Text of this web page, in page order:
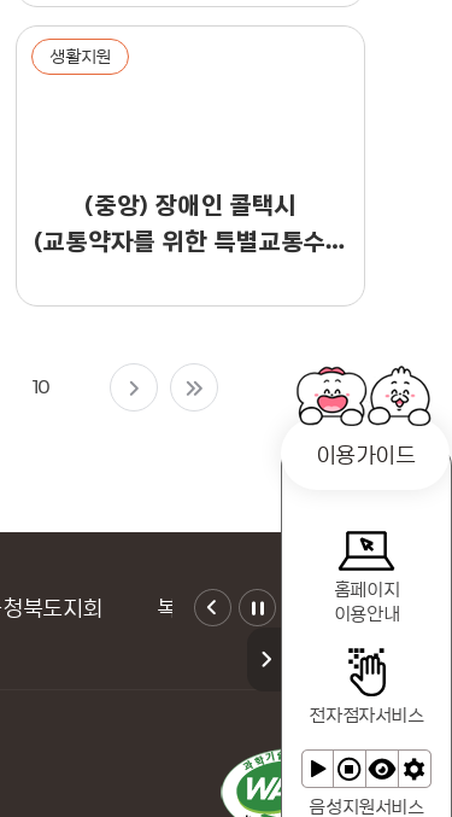
생활지원
(중앙) 장애인 콜택시
(교통약자를 위한 특별교통수단
10
이용가이드
홈페이지
이용안내
전자점자서비스
음성지원서비스
복지로 보건복지부 한국장애인개